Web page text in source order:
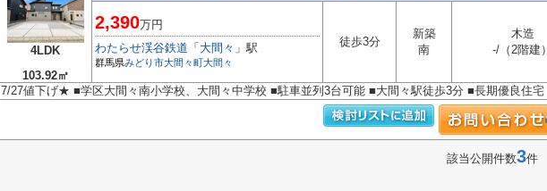
4LDK
103.92㎡
2,390万円
わたらせ渓谷鉄道 「 大間々 」駅
群馬県みどり市大間々町大間々
徒歩3分
新築
南
木造
-/（2階建）
7/27値下げ★ ■学区大間々南小学校、大間々中学校 ■駐車並列3台可能 ■大間々駅徒歩3分 ■長期優良住宅
該当公開件数3件